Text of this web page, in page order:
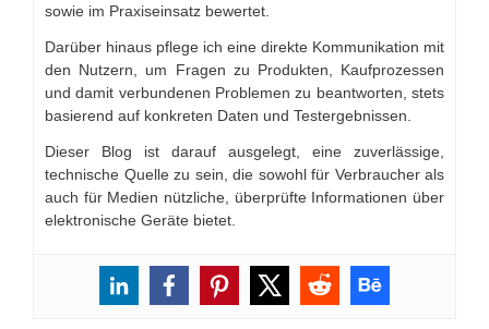
sowie im Praxiseinsatz bewertet.
Darüber hinaus pflege ich eine direkte Kommunikation mit
den Nutzern, um Fragen zu Produkten, Kaufprozessen
und damit verbundenen Problemen zu beantworten, stets
basierend auf konkreten Daten und Testergebnissen.
Dieser Blog ist darauf ausgelegt, eine zuverlässige,
technische Quelle zu sein, die sowohl für Verbraucher als
auch für Medien nützliche, überprüfte Informationen über
elektronische Geräte bietet.